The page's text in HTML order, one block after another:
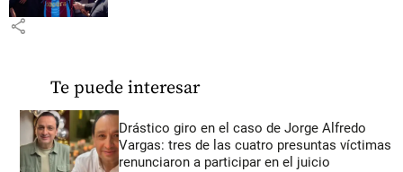
share
Te puede interesar
Drástico giro en el caso de Jorge Alfredo
Vargas: tres de las cuatro presuntas víctimas
renunciaron a participar en el juicio